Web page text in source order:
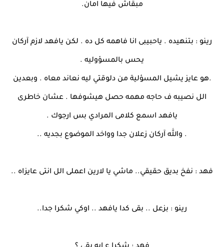
مبقاش فيها امان.
رينو : بتنهيده . ياحبيبى انا فاهمه كل ده . لكن يافهد لازم آركان
يحس بالمسؤوليه .
.هو عايز يشيل المسؤلية من دلوقتي ليه نعاند معاه . وبعدين
الل نصيبه ف حاجه مهمه حصل هيشوفها . عشان خاطرى
يافهد اسمع كلامى المرادي بس ارجوك .
. والله آركان زعلان جدا وواخد الموضوع بجديه ..
فهد : نفخ بديق حقيقي.. ماشي يا لارين اعملى الل انتى عايزاه ..
رينو : بزعل .. بقى كدا يافهد .. اوكي شكرا جدا..